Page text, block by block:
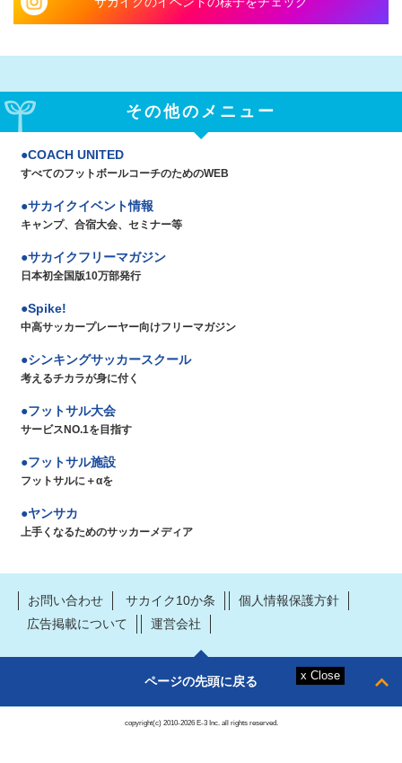
その他のメニュー
COACH UNITED
すべてのフットボールコーチのためのWEB
サカイクイベント情報
キャンプ、合宿大会、セミナー等
サカイクフリーマガジン
日本初全国版10万部発行
Spike!
中高サッカープレーヤー向けフリーマガジン
シンキングサッカースクール
考えるチカラが身に付く
フットサル大会
サービスNO.1を目指す
フットサル施設
フットサルに＋αを
ヤンサカ
上手くなるためのサッカーメディア
お問い合わせ サカイク10か条
個人情報保護方針
広告掲載について
運営会社
ページの先頭に戻る
copyright(c) 2010-2026 E-3 Inc. all rights reserved.